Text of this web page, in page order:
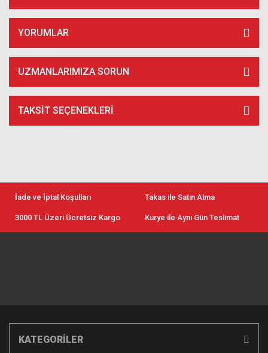
YORUMLAR
UZMANLARIMIZA SORUN
TAKSIT SEÇENEKLERI
İade ve İptal Koşulları Takas ile Satın Alma
3000 TL Üzeri Ücretsiz Kargo Kurye ile Aynı Gün Teslimat
KATEGORİLER